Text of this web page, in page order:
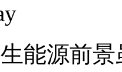
源前景